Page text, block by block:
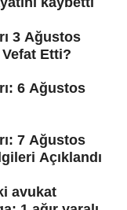
3 Ağustos
Etti?
6 Ağustos
7 Ağustos
Açıklandı
avukat